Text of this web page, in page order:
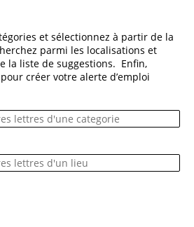
et sélectionnez à partir de la
parmi les localisations et
la liste de suggestions. Enfin,
créer votre alerte d’emploi